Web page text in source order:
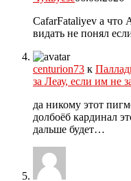
CafarFataliyev а
видать не понял
centurion73 к
за Леау, если им не
да никому этот
долбоёб кардинал
дальше будет…